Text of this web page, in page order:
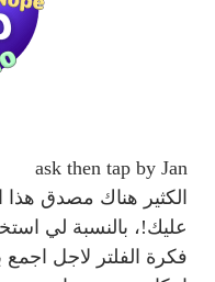
ask then tap by Jan
الكثير هناك مصدق هذا
عليك!، بالنسبة لي
فكرة الفلتر لاجل